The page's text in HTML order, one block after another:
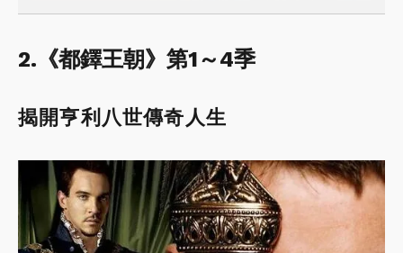
2.《都鐸王朝》第1～4季
揭開亨利八世傳奇人生